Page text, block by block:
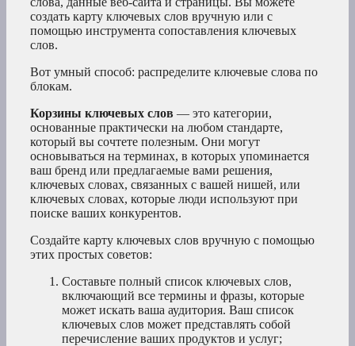
создать карту ключевых слов вручную или с
помощью инструмента сопоставления ключевых
слов.
Вот умный способ: распределите ключевые слова по
блокам.
Корзины ключевых слов — это категории,
основанные практически на любом стандарте,
который вы сочтете полезным. Они могут
основываться на терминах, в которых упоминается
ваш бренд или предлагаемые вами решения,
ключевых словах, связанных с вашей нишей, или
ключевых словах, которые люди используют при
поиске ваших конкурентов.
Создайте карту ключевых слов вручную с помощью
этих простых советов:
Составьте полный список ключевых слов,
включающий все термины и фразы, которые
может искать ваша аудитория. Ваш список
ключевых слов может представлять собой
перечисление ваших продуктов и услуг;